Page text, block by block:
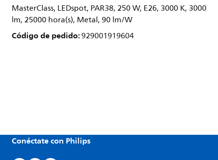
MasterClass, LEDspot, PAR38, 250 W, E26, 3000 K, 3000
lm, 25000 hora(s), Metal, 90 lm/W
Código de pedido:929001919604
Conéctate con Philips